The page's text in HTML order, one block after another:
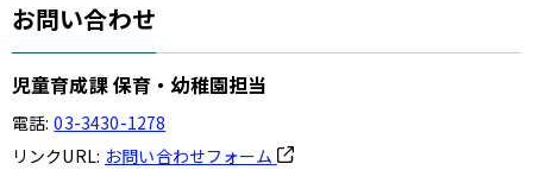
お問い合わせ
児童育成課 保育・幼稚園担当
電話: 03-3430-1278
リンクURL: お問い合わせフォーム